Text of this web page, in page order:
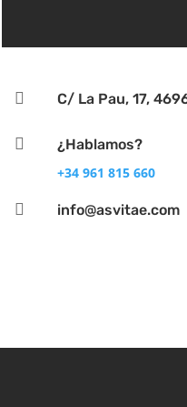
 C/ La Pau, 17,

¿Hablamos?
+34 961 815 660
 info@asvitae.com